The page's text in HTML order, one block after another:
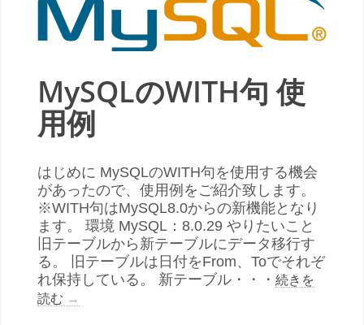
MySQLのWITH句 使
用例
はじめに MySQLのWITH句を使用する機会
があったので、使用例をご紹介致します。
※WITH句はMySQL8.0からの新機能となり
ます。 環境 MySQL：8.0.29 やりたいこと
旧テーブルから新テーブルにデータ移行す
る。 旧テーブルは日付をFrom、Toでそれぞ
れ保持している。 新テーブル・・・ 続きを
読む →